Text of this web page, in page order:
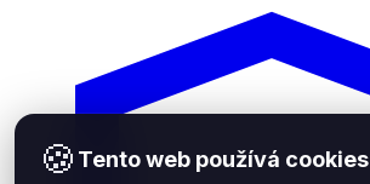
🍪 Tento web používá cookies